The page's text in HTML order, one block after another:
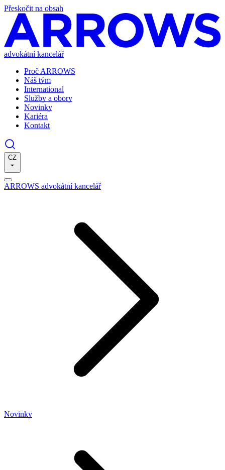
Přeskočit na obsah
advokátní kancelář
Proč ARROWS
Náš tým
International
Služby a obory
Novinky
Kariéra
Kontakt
CZ
ARROWS advokátní kancelář
Novinky